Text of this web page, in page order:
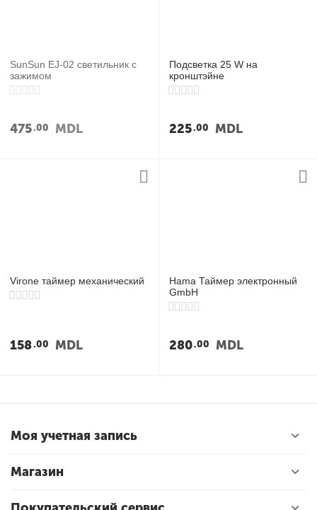
SunSun EJ-02 светильник с
зажимом
475 00 MDL
Подсветка 25 W на
кронштэйне
225 00 MDL
Virone таймер механический
158 00 MDL
Hama Таймер электронный
GmbH
280 00 MDL
Моя учетная запись
Магазин